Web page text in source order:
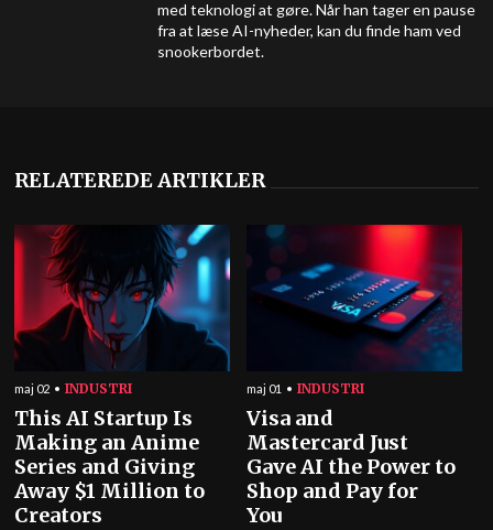
med teknologi at gøre. Når han tager en pause
fra at læse AI-nyheder, kan du finde ham ved
snookerbordet.
RELATEREDE ARTIKLER
maj 02 INDUSTRI
This AI Startup Is
Making an Anime
Series and Giving
Away $1 Million to
Creators
maj 01 INDUSTRI
Visa and
Mastercard Just
Gave AI the Power to
Shop and Pay for
You